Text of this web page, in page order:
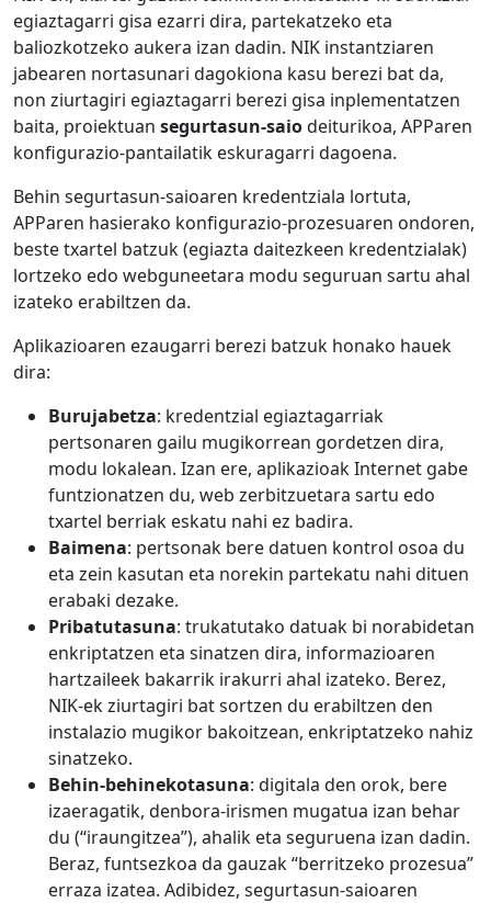
egiaztagarri gisa ezarri dira, partekatzeko eta
baliozkotzeko aukera izan dadin. NIK instantziaren
jabearen nortasunari dagokiona kasu berezi bat da,
non ziurtagiri egiaztagarri berezi gisa inplementatzen
baita, proiektuan segurtasun-saiodeiturikoa, APParen
konfigurazio-pantailatik eskuragarri dagoena.
Behin segurtasun-saioaren kredentziala lortuta,
APParen hasierako konfigurazio-prozesuaren ondoren,
beste txartel batzuk (egiazta daitezkeen kredentzialak)
lortzeko edo webguneetara modu seguruan sartu ahal
izateko erabiltzen da.
Aplikazioaren ezaugarri berezi batzuk honako hauek
dira:
Burujabetza: kredentzial egiaztagarriak
pertsonaren gailu mugikorrean gordetzen dira,
modu lokalean. Izan ere, aplikazioak Internet gabe
funtzionatzen du, web zerbitzuetara sartu edo
txartel berriak eskatu nahi ez badira.
Baimena: pertsonak bere datuen kontrol osoa du
eta zein kasutan eta norekin partekatu nahi dituen
erabaki dezake.
Pribatutasuna: trukatutako datuak bi norabidetan
enkriptatzen eta sinatzen dira, informazioaren
hartzaileek bakarrik irakurri ahal izateko. Berez,
NIK-ek ziurtagiri bat sortzen du erabiltzen den
instalazio mugikor bakoitzean, enkriptatzeko nahiz
sinatzeko.
Behin-behinekotasuna: digitala den orok, bere
izaeragatik, denbora-irismen mugatua izan behar
du (“iraungitzea”), ahalik eta seguruena izan dadin.
Beraz, funtsezkoa da gauzak “berritzeko prozesua”
erraza izatea. Adibidez, segurtasun-saioaren